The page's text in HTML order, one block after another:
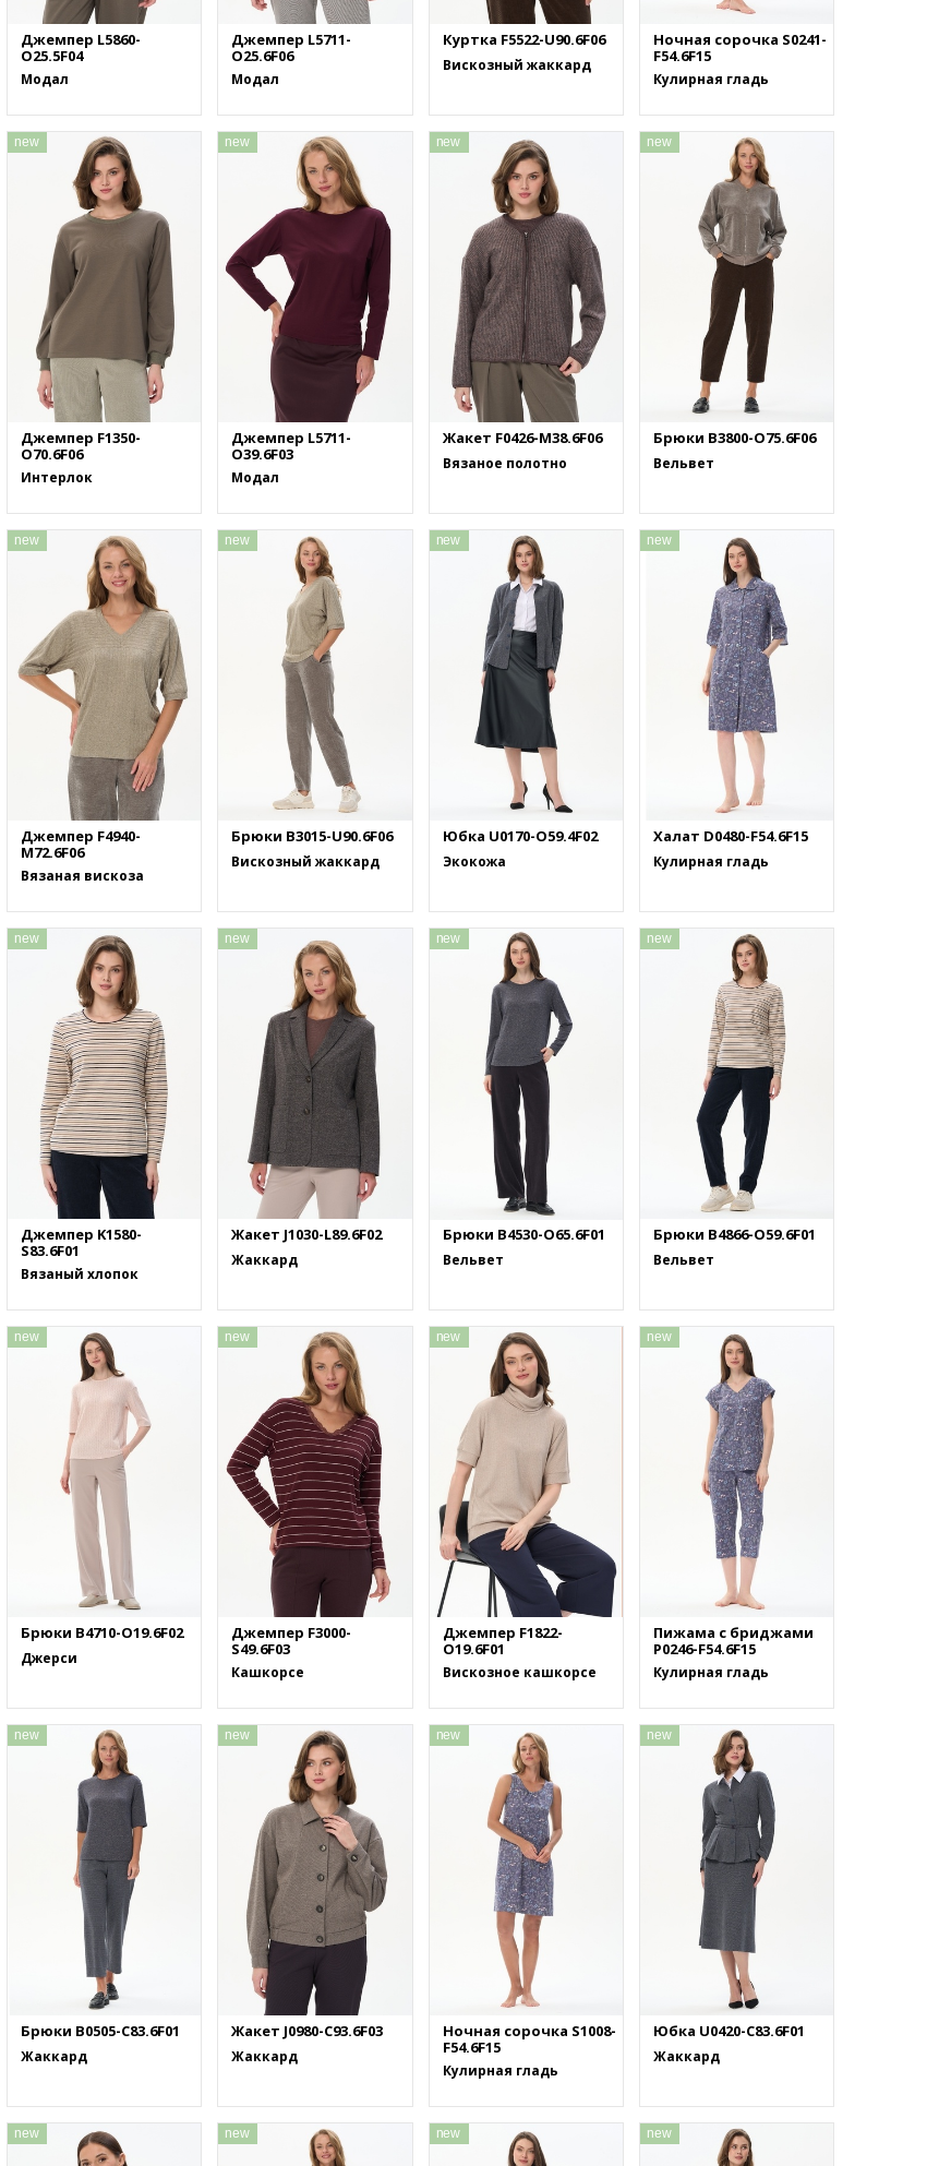
Джемпер L5860-
O25.5F04
Модал
Джемпер L5711-
O25.6F06
Модал
Куртка F5522-U90.6F06
Вискозный жаккард
Ночная сорочка S0241-
F54.6F15
Кулирная гладь
new
Джемпер F1350-
O70.6F06
Интерлок
new
Джемпер L5711-
O39.6F03
Модал
new
Жакет F0426-M38.6F06
Вязаное полотно
new
Брюки B3800-O75.6F06
Вельвет
new
Джемпер F4940-
M72.6F06
Вязаная вискоза
new
Брюки B3015-U90.6F06
Вискозный жаккард
new
Юбка U0170-O59.4F02
Экокожа
new
Халат D0480-F54.6F15
Кулирная гладь
new
Джемпер K1580-
S83.6F01
Вязаный хлопок
new
Жакет J1030-L89.6F02
Жаккард
new
Брюки B4530-O65.6F01
Вельвет
new
Брюки B4866-O59.6F01
Вельвет
new
Брюки B4710-O19.6F02
Джерси
new
Джемпер F3000-
S49.6F03
Кашкорсе
new
Джемпер F1822-
O19.6F01
Вискозное кашкорсе
new
Пижама с бриджами
P0246-F54.6F15
Кулирная гладь
new
Брюки B0505-C83.6F01
Жаккард
new
Жакет J0980-C93.6F03
Жаккард
new
Ночная сорочка S1008-
F54.6F15
Кулирная гладь
new
Юбка U0420-C83.6F01
Жаккард
new new new new